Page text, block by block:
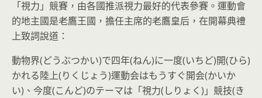
「視力」競賽，由各國推派視力最好的代表參賽。運動會
的地主國是老鷹王國，擔任主席的老鷹皇后，在開幕典禮
上致詞說道：
動物界(どうぶつかい)で四年(ねん)に一度(いちど)開(ひら)
かれる陸上(りくじょう)運動会はもうすぐ開会(かいか
い)、今度(こんど)のテーマは「視力(しりょく)」競技(き